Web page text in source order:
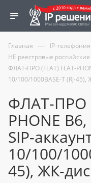
Главная — IP-телефония
НЕ реестровые
ФЛАТ-ПРО (FLAT) FLAT-
10/100/1000BASE-T (RJ-45),
ФЛАТ-ПРО
PHONE
SIP-
10/100/
45), ЖК-